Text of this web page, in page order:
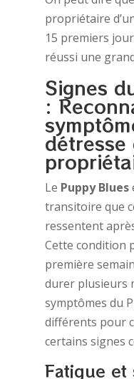
propriétaire
15 premiers
réussi une
Signes
:
détresse
Le Puppy Blues
transitoire que
ressentent
Cette condition
première
durer plusieurs
symptômes du
différents pour
certains signes
Fatigue et